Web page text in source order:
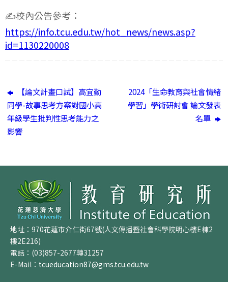
✍️校內公告參考：
https://info.tcu.edu.tw/hot_news/news.asp?
id=1130220008
【論文計畫口試】高宜勤
同學-故事思考方案對國小高
年級學生批判性思考能力之
影響
2024「生命教育與社會情緒
學習」學術研討會 論文發表
名單
地址：970花蓮市介仁街67號(人文傳播暨社會科學院明心樓E棟2
樓2E216)
電話：(03)857-2677轉31257
E-Mail： tcueducation87@gms.tcu.edu.tw